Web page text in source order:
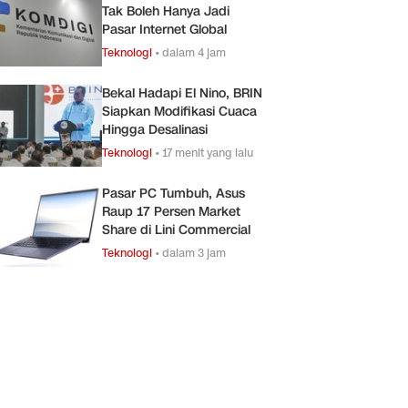
Tak Boleh Hanya Jadi
Pasar Internet Global
Teknologi •dalam 4 jam
Bekal Hadapi El Nino, BRIN
Siapkan Modifikasi Cuaca
Hingga Desalinasi
Teknologi •17 menit yang lalu
Pasar PC Tumbuh, Asus
Raup 17 Persen Market
Share di Lini Commercial
Teknologi •dalam 3 jam